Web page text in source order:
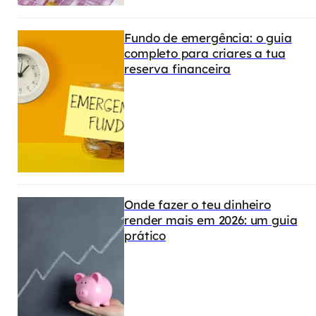
Fundo de emergência: o guia
completo para criares a tua
reserva financeira
Onde fazer o teu dinheiro
render mais em 2026: um guia
prático